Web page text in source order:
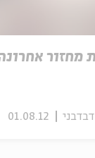
מחזור
01.08.12